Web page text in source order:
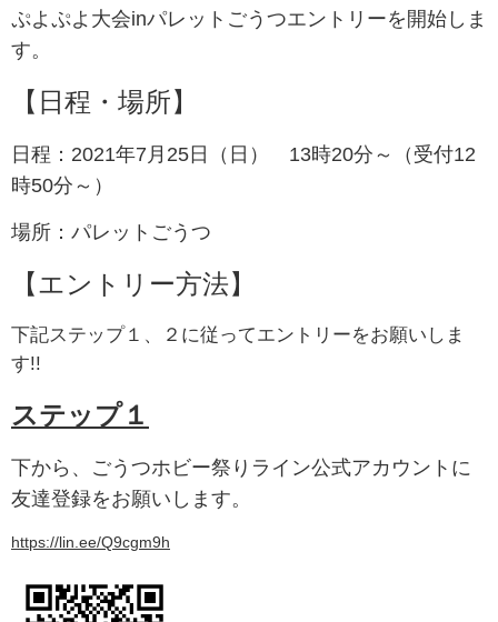
ぷよぷよ大会inパレットごうつエントリーを開始しま
す。
【日程・場所】
日程：2021年7月25日（日） 13時20分～（受付12
時50分～）
場所：パレットごうつ
【エントリー方法】
下記ステップ１、２に従ってエントリーをお願いしま
す!!
ステップ１
下から、ごうつホビー祭りライン公式アカウントに
友達登録をお願いします。
https://lin.ee/Q9cgm9h